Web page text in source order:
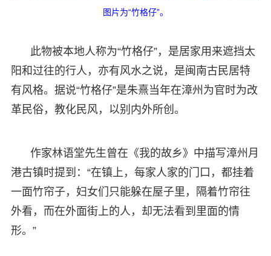
图片为“竹格仔”。
此物被本地人称为“竹格仔”，是居家用来遮挡太
阳和过往的行人，亦有风水之说，是闽南古民居特
有风格。据说“竹格仔”是朱熹当年在漳州为官时为改
革民俗，教化民风，以别内外所创。
作家林语堂先生曾在《我的故乡》中描写漳州月
港古镇时提到：“在镇上，每家人家的门口，都挂着
一面竹帘子，妇女们只能躲在屋子里，隔着竹帘往
外看，而在外面街上的人，却无法看到里面的情
形。”